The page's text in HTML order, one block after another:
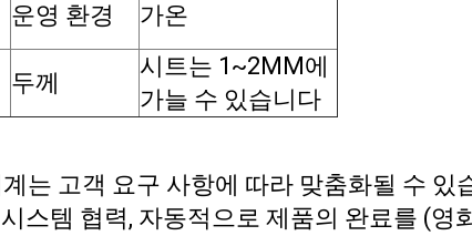
운영 환경 가온
두께
시트는 1~2MM에
가늘 수 있습니다
는 고객 요구 사항에 따라 맞춤화될 수 있
스템 협력, 자동적으로 제품의 완료를 (